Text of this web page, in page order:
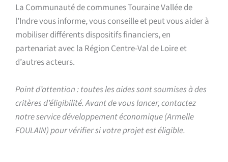
La Communauté de communes Touraine Vallée de
l’Indre vous informe, vous conseille et peut vous aider à
mobiliser différents dispositifs financiers, en
partenariat avec la Région Centre-Val de Loire et
d’autres acteurs.
Point d’attention : toutes les aides sont soumises à des
critères d’éligibilité. Avant de vous lancer, contactez
notre service développement économique (Armelle
FOULAIN) pour vérifier si votre projet est éligible.